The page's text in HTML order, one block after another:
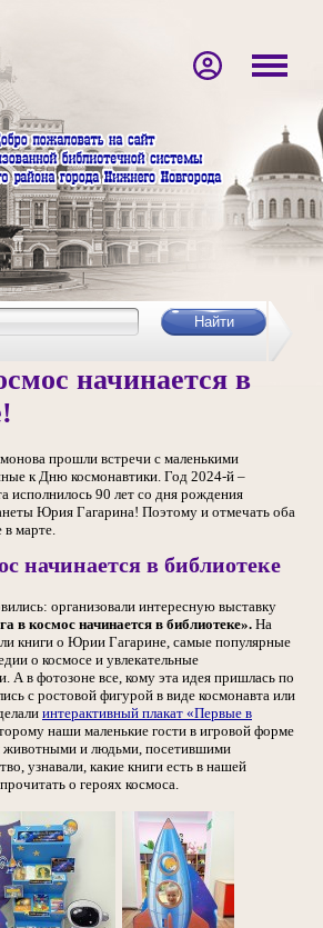
начинается в
прошли встречи с маленькими
к Дню космонавтики. Год 2024-й –
исполнилось 90 лет со дня рождения
Юрия Гагарина! Поэтому и отмечать оба
марте.
начинается в библиотеке
организовали интересную выставку
в космос начинается в библиотеке». На
книги о Юрии Гагарине, самые популярные
о космосе и увлекательные
А в фотозоне все, кому эта идея пришлась по
с ростовой фигурой в виде космонавта или
интерактивный плакат «Первые в
наши маленькие гости в игровой форме
животными и людьми, посетившими
узнавали, какие книги есть в нашей
о героях космоса.